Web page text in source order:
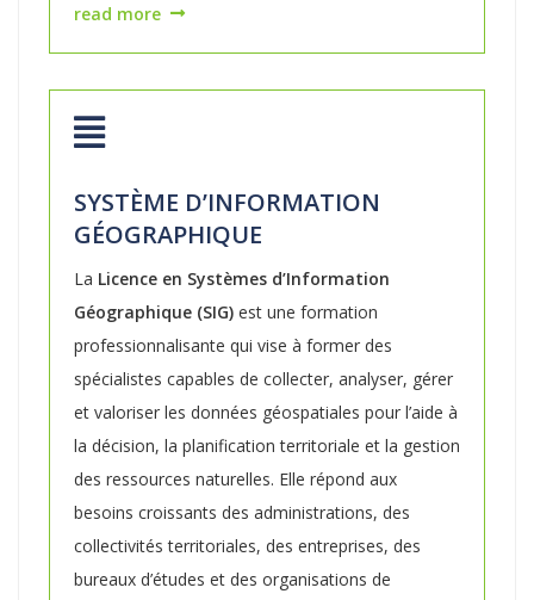
read more
SYSTÈME D’INFORMATION
GÉOGRAPHIQUE
La Licence en Systèmes d’Information
Géographique (SIG) est une formation
professionnalisante qui vise à former des
spécialistes capables de collecter, analyser, gérer
et valoriser les données géospatiales pour l’aide à
la décision, la planification territoriale et la gestion
des ressources naturelles. Elle répond aux
besoins croissants des administrations, des
collectivités territoriales, des entreprises, des
bureaux d’études et des organisations de